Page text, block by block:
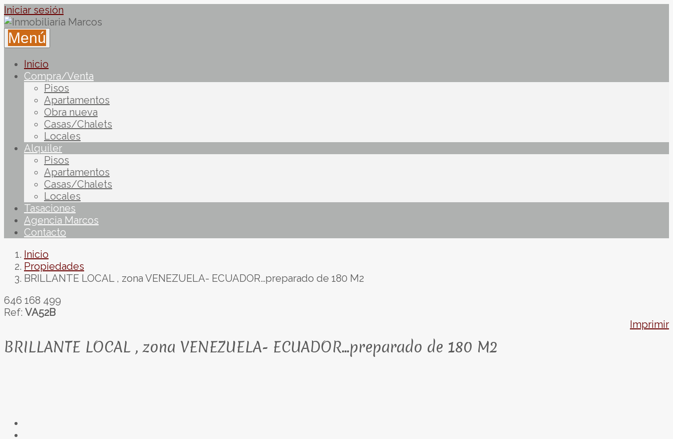
Iniciar sesión
Menú
Inicio
Compra/Venta
Pisos
Apartamentos
Obra nueva
Casas/Chalets
Locales
Alquiler
Pisos
Apartamentos
Casas/Chalets
Locales
Tasaciones
Agencia Marcos
Contacto
Inicio
Propiedades
BRILLANTE LOCAL , zona VENEZUELA- ECUADOR…preparado de 180 M2
646 168 499
Ref: VA52B
Imprimir
BRILLANTE LOCAL , zona VENEZUELA- ECUADOR…preparado de 180 M2